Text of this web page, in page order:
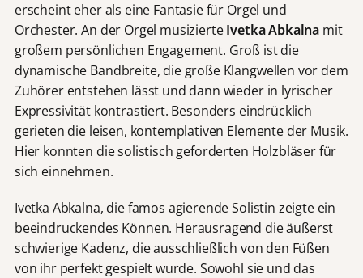
erscheint eher als eine Fantasie für Orgel und
Orchester. An der Orgel musizierteIvetka Abkalna mit
großem persönlichen Engagement. Groß ist die
dynamische Bandbreite, die große Klangwellen vor dem
Zuhörer entstehen lässt und dann wieder in lyrischer
Expressivität kontrastiert. Besonders eindrücklich
gerieten die leisen, kontemplativen Elemente der Musik.
Hier konnten die solistisch geforderten Holzbläser für
sich einnehmen.
Ivetka Abkalna, die famos agierende Solistin zeigte ein
beeindruckendes Können. Herausragend die äußerst
schwierige Kadenz, die ausschließlich von den Füßen
von ihr perfekt gespielt wurde. Sowohl sie und das